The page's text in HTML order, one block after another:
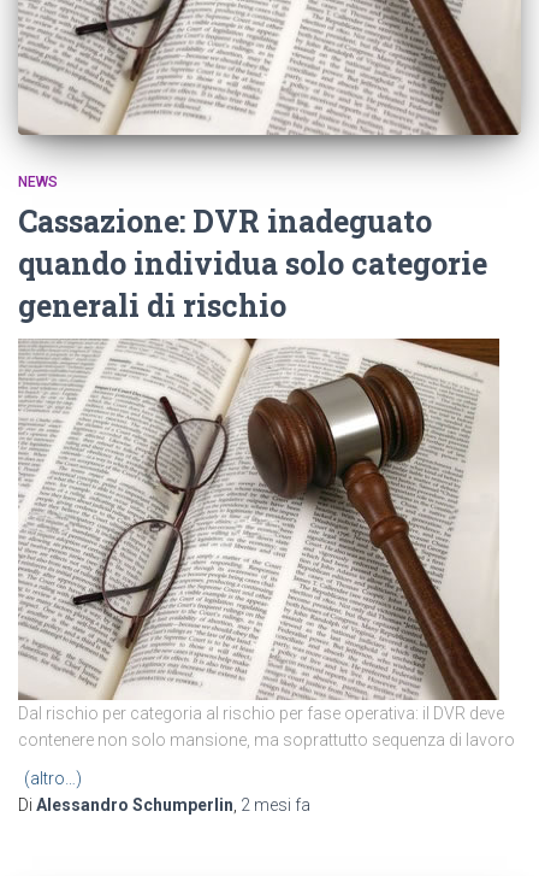
NEWS
Cassazione: DVR inadeguato
quando individua solo categorie
generali di rischio
Dal rischio per categoria al rischio per fase operativa: il DVR deve
contenere non solo mansione, ma soprattutto sequenza di lavoro
(altro…)
Di Alessandro Schumperlin 2 mesi fa